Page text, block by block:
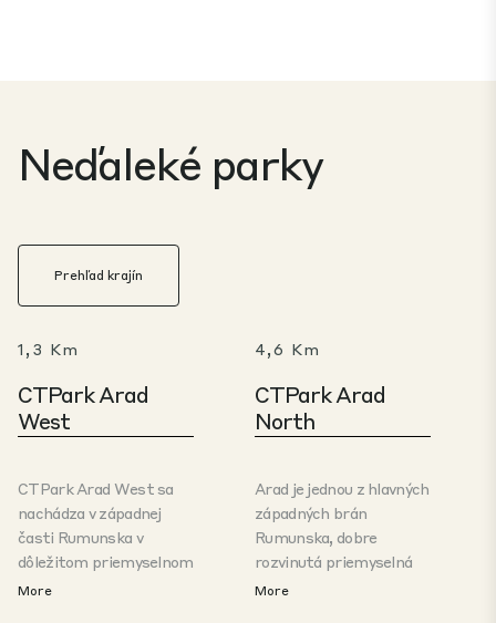
Neďaleké parky
Prehľad krajín
1,3 Km
CTPark Arad
West
CTPark Arad West sa
nachádza v západnej
časti Rumunska v
dôležitom priemyselnom
centre a dopravnom uzle
More
4,6 Km
CTPark Arad
North
Arad je jednou z hlavných
západných brán
Rumunska, dobre
rozvinutá priemyselná
destinácia s dobrou
More